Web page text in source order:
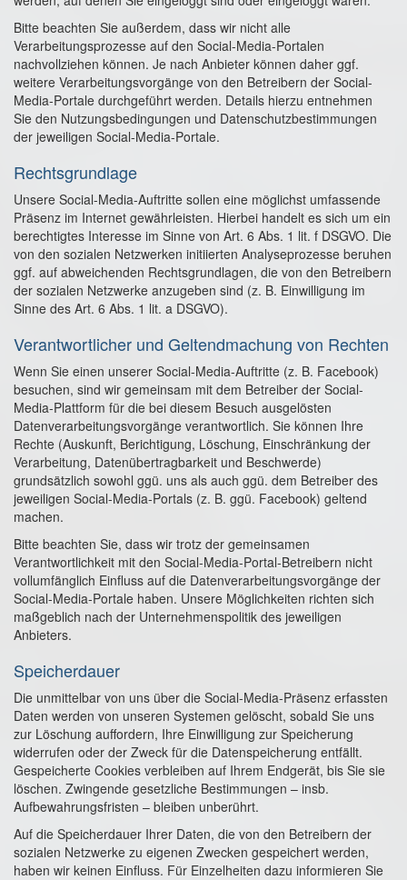
Bitte beachten Sie außerdem, dass wir nicht alle
Verarbeitungsprozesse auf den Social-Media-Portalen
nachvollziehen können. Je nach Anbieter können daher ggf.
weitere Verarbeitungsvorgänge von den Betreibern der Social-
Media-Portale durchgeführt werden. Details hierzu entnehmen
Sie den Nutzungsbedingungen und Datenschutzbestimmungen
der jeweiligen Social-Media-Portale.
Rechtsgrundlage
Unsere Social-Media-Auftritte sollen eine möglichst umfassende
Präsenz im Internet gewährleisten. Hierbei handelt es sich um ein
berechtigtes Interesse im Sinne von Art. 6 Abs. 1 lit. f DSGVO. Die
von den sozialen Netzwerken initiierten Analyseprozesse beruhen
ggf. auf abweichenden Rechtsgrundlagen, die von den Betreibern
der sozialen Netzwerke anzugeben sind (z. B. Einwilligung im
Sinne des Art. 6 Abs. 1 lit. a DSGVO).
Verantwortlicher und Geltendmachung von Rechten
Wenn Sie einen unserer Social-Media-Auftritte (z. B. Facebook)
besuchen, sind wir gemeinsam mit dem Betreiber der Social-
Media-Plattform für die bei diesem Besuch ausgelösten
Datenverarbeitungsvorgänge verantwortlich. Sie können Ihre
Rechte (Auskunft, Berichtigung, Löschung, Einschränkung der
Verarbeitung, Datenübertragbarkeit und Beschwerde)
grundsätzlich sowohl ggü. uns als auch ggü. dem Betreiber des
jeweiligen Social-Media-Portals (z. B. ggü. Facebook) geltend
machen.
Bitte beachten Sie, dass wir trotz der gemeinsamen
Verantwortlichkeit mit den Social-Media-Portal-Betreibern nicht
vollumfänglich Einfluss auf die Datenverarbeitungsvorgänge der
Social-Media-Portale haben. Unsere Möglichkeiten richten sich
maßgeblich nach der Unternehmenspolitik des jeweiligen
Anbieters.
Speicherdauer
Die unmittelbar von uns über die Social-Media-Präsenz erfassten
Daten werden von unseren Systemen gelöscht, sobald Sie uns
zur Löschung auffordern, Ihre Einwilligung zur Speicherung
widerrufen oder der Zweck für die Datenspeicherung entfällt.
Gespeicherte Cookies verbleiben auf Ihrem Endgerät, bis Sie sie
löschen. Zwingende gesetzliche Bestimmungen – insb.
Aufbewahrungsfristen – bleiben unberührt.
Auf die Speicherdauer Ihrer Daten, die von den Betreibern der
sozialen Netzwerke zu eigenen Zwecken gespeichert werden,
haben wir keinen Einfluss. Für Einzelheiten dazu informieren Sie